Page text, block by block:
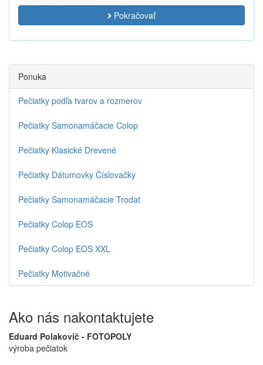
Pokračovať
Ponuka
Pečiatky podľa tvarov a rozmerov
Pečiatky Samonamáčacie Colop
Pečiatky Klasické Drevené
Pečiatky Dátumovky Číslovačky
Pečiatky Samonamáčacie Trodat
Pečiatky Colop EOS
Pečiatky Colop EOS XXL
Pečiatky Motivačné
Ako nás nakontaktujete
Eduard Polakovič - FOTOPOLY
výroba pečiatok